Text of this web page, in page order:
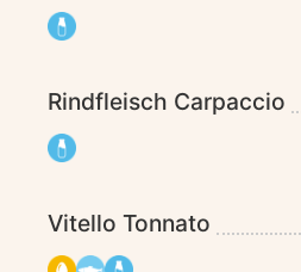
Rindfleisch Carpaccio
Vitello Tonnato